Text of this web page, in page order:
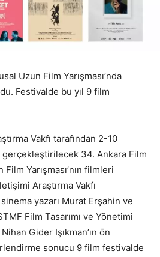
Uzun Film Yarışması’nda
Festivalde bu yıl 9 film
Vakfı tarafından 2-10
gerçekleştirilecek 34. Ankara Film
Yarışması’nın filmleri
Araştırma Vakfı
yazarı Murat Erşahin ve
Film Tasarımı ve Yönetimi
Gider Işıkman’ın ön
sonucu 9 film festivalde